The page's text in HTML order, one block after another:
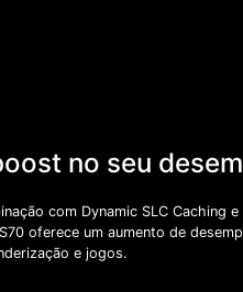
no seu
com Dynamic SLC Caching
oferece um aumento de
e jogos.